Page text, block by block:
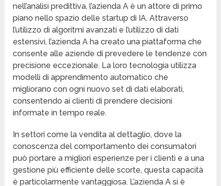
nell’analisi predittiva, l’azienda A è un attore di primo
piano nello spazio delle startup di IA. Attraverso
l’utilizzo di algoritmi avanzati e l’utilizzo di dati
estensivi, l’azienda A ha creato una piattaforma che
consente alle aziende di prevedere le tendenze con
precisione eccezionale. La loro tecnologia utilizza
modelli di apprendimento automatico che
migliorano con ogni nuovo set di dati elaborati,
consentendo ai clienti di prendere decisioni
informate in tempo reale.
In settori come la vendita al dettaglio, dove la
conoscenza del comportamento dei consumatori
può portare a migliori esperienze per i clienti e a una
gestione più efficiente delle scorte, questa capacità
è particolarmente vantaggiosa. L’azienda A si è